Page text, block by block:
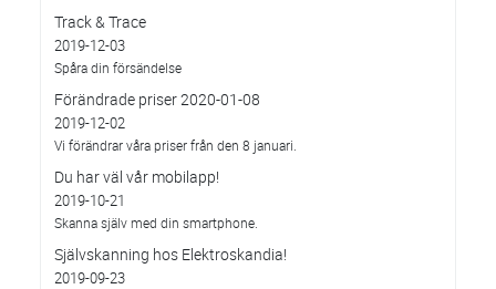
Track & Trace
2019-12-03
Spåra din försändelse
Förändrade priser 2020-01-08
2019-12-02
Vi förändrar våra priser från den 8 januari.
Du har väl vår mobilapp!
2019-10-21
Skanna själv med din smartphone.
Självskanning hos Elektroskandia!
2019-09-23